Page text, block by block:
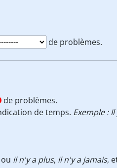
de problèmes.
de problèmes.
de temps. Exemple :
il n'y a plus, il n'y a jamais,